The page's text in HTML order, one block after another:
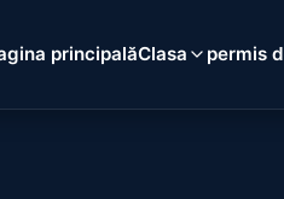
principalăClasa permis